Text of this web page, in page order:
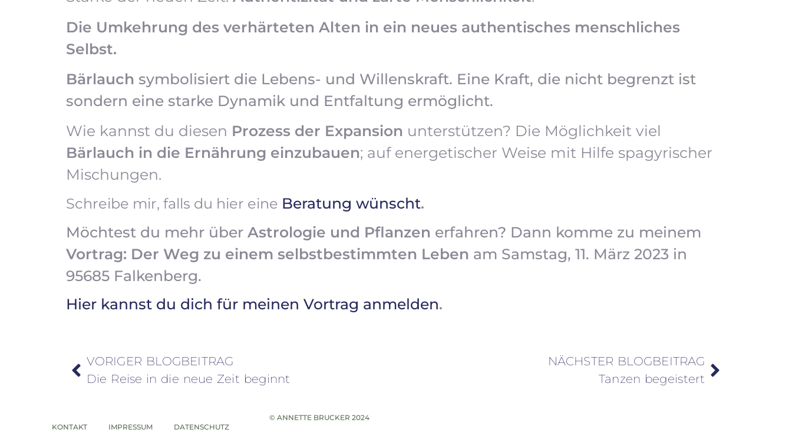
Die Umkehrung des verhärteten Alten in ein neues authentisches menschliches
Selbst.
Bärlauch symbolisiert die Lebens- und Willenskraft. Eine Kraft, die nicht begrenzt ist
sondern eine starke Dynamik und Entfaltung ermöglicht.
Wie kannst du diesen Prozess der Expansion unterstützen? Die Möglichkeit viel
Bärlauch in die Ernährung einzubauen; auf energetischer Weise mit Hilfe spagyrischer
Mischungen.
Schreibe mir, falls du hier eine Beratung wünscht.
Möchtest du mehr über Astrologie und Pflanzen erfahren? Dann komme zu meinem
Vortrag: Der Weg zu einem selbstbestimmten Leben am Samstag, 11. März 2023 in
95685 Falkenberg.
Hier kannst du dich für meinen Vortrag anmelden.
VORIGER BLOGBEITRAG
Die Reise in die neue Zeit beginnt
NÄCHSTER BLOGBEITRAG
Tanzen begeistert
KONTAKT IMPRESSUM DATENSCHUTZ
© ANNETTE BRUCKER 2024